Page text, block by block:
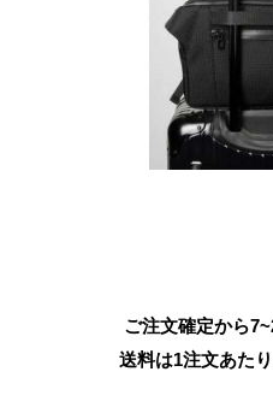
ご注文確定から
送料は1注文あたり